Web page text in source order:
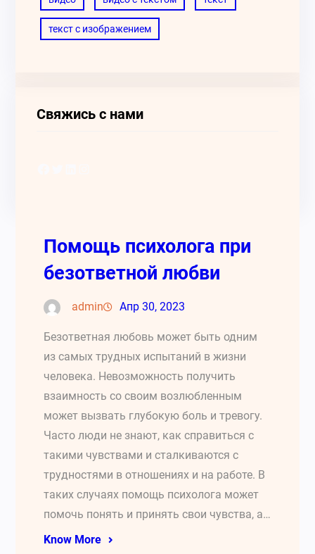
текст с изображением
Свяжись с нами
Помощь психолога при
безответной любви
admin Апр 30, 2023
Безответная любовь может быть одним
из самых трудных испытаний в жизни
человека. Невозможность получить
взаимность со своим возлюбленным
может вызвать глубокую боль и тревогу.
Часто люди не знают, как справиться с
такими чувствами и сталкиваются с
трудностями в отношениях и на работе. В
таких случаях помощь психолога может
помочь понять и принять свои чувства, а…
Know More